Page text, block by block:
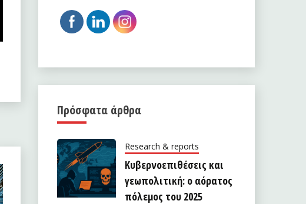
Πρόσφατα άρθρα
Research & reports
Κυβερνοεπιθέσεις και
γεωπολιτική: ο αόρατος
πόλεμος του 2025